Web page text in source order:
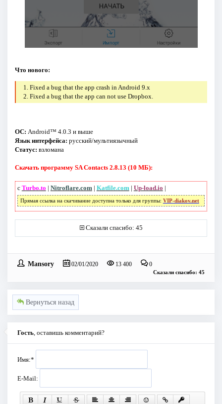
Что нового:
1. Fixed a bug that the app crash in Android 9.x
2. Fixed a bug that the app can not use Dropbox.
ОС: Android™ 4.0.3 и выше
Язык интерфейса: русский/мультиязычный
Статус: взломана
Скачать программу SA Contacts 2.8.13 (10 МБ):
с Turbo.to | Nitroflare.com | Katfile.com | Up-load.io |
Прямая ссылка на скачивание доступна только для группы: VIP-diakov.net
Сказали спасибо: 45
Mansory 02/01/2020 13 400 0
Сказали спасибо: 45
Вернуться назад
Гость , оставишь комментарий?
Имя:*
E-Mail: